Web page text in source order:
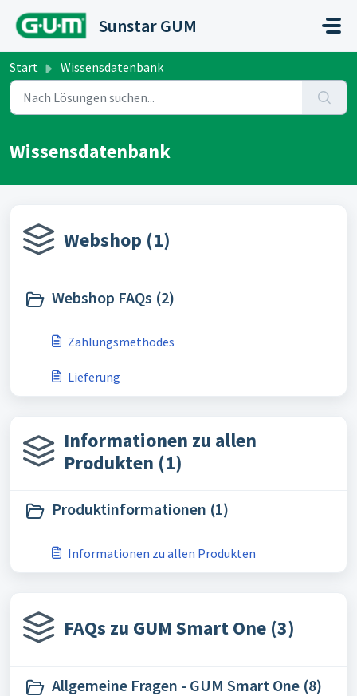
Sunstar GUM
Start Wissensdatenbank
Wissensdatenbank
Webshop (1)
Webshop FAQs (2)
Zahlungsmethodes
Lieferung
Informationen zu allen
Produkten (1)
Produktinformationen (1)
Informationen zu allen Produkten
FAQs zu GUM Smart One (3)
Allgemeine Fragen - GUM Smart One (8)